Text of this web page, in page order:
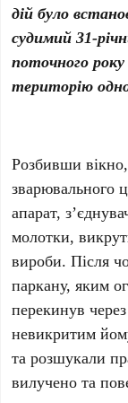
дій було
судимий 31-
поточного
територію
Розбивши
зварювального
апарат,
молотки,
вироби. Після
паркану, яким
перекинув
невикритим
та розшукали
вилучено та